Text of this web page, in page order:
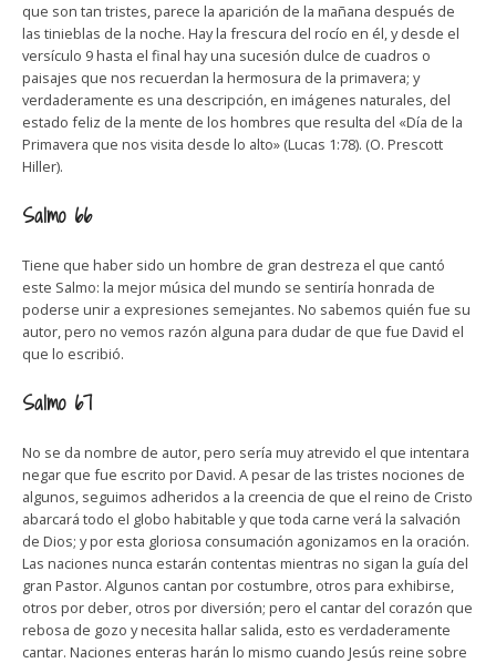
que son tan tristes, parece la aparición de la mañana después de
las tinieblas de la noche. Hay la frescura del rocío en él, y desde el
versículo 9 hasta el final hay una sucesión dulce de cuadros o
paisajes que nos recuerdan la hermosura de la primavera; y
verdaderamente es una descripción, en imágenes naturales, del
estado feliz de la mente de los hombres que resulta del «Día de la
Primavera que nos visita desde lo alto» (Lucas 1:78). (O. Prescott
Hiller).
Salmo 66
Tiene que haber sido un hombre de gran destreza el que cantó
este Salmo: la mejor música del mundo se sentiría honrada de
poderse unir a expresiones semejantes. No sabemos quién fue su
autor, pero no vemos razón alguna para dudar de que fue David el
que lo escribió.
Salmo 67
No se da nombre de autor, pero sería muy atrevido el que intentara
negar que fue escrito por David. A pesar de las tristes nociones de
algunos, seguimos adheridos a la creencia de que el reino de Cristo
abarcará todo el globo habitable y que toda carne verá la salvación
de Dios; y por esta gloriosa consumación agonizamos en la oración.
Las naciones nunca estarán contentas mientras no sigan la guía del
gran Pastor. Algunos cantan por costumbre, otros para exhibirse,
otros por deber, otros por diversión; pero el cantar del corazón que
rebosa de gozo y necesita hallar salida, esto es verdaderamente
cantar. Naciones enteras harán lo mismo cuando Jesús reine sobre